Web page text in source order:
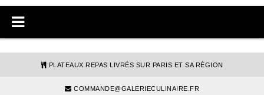
PLATEAUX REPAS LIVRÉS SUR PARIS ET SA RÉGION
COMMANDE@GALERIECULINAIRE.FR